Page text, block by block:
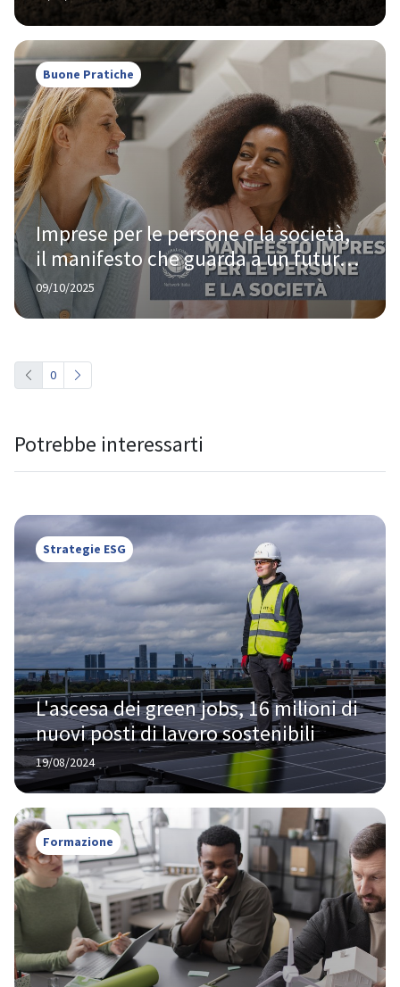
Buone Pratiche
Imprese per le persone e la società,
il manifesto che guarda a un futuro
sostenibile
09/10/2025
0
Potrebbe interessarti
Strategie ESG
L'ascesa dei green jobs, 16 milioni di
nuovi posti di lavoro sostenibili
19/08/2024
Formazione